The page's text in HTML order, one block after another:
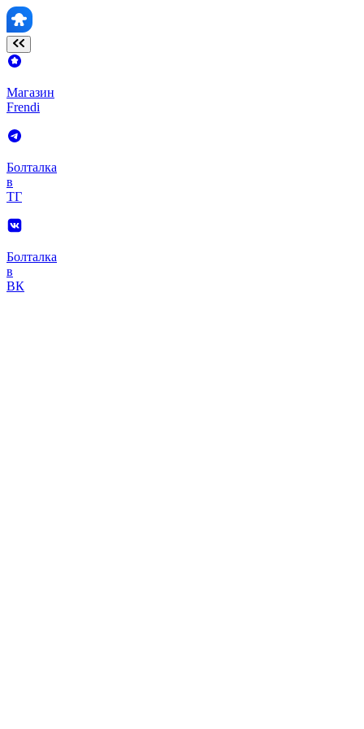
Магазин
Frendi
Болталка
в
ТГ
Болталка
в
ВК